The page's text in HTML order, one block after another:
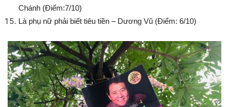
Chánh (Điểm:7/10)
Là phụ nữ phải biết tiêu tiền – Dương Vũ (Điểm: 6/10)